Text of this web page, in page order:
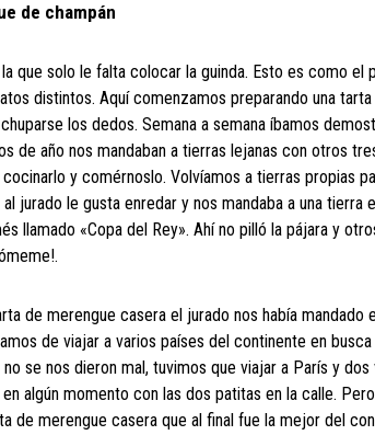
de champán
que solo le falta colocar la guinda. Esto es como
distintos. Aquí comenzamos preparando una
los dedos. Semana a semana íbamos
de año nos mandaban a tierras lejanas con otros
y comérnoslo. Volvíamos a tierras propias
jurado le gusta enredar y nos mandaba a una
llamado «Copa del Rey». Ahí no pilló la pájara y
de merengue casera el jurado nos había mandado
de viajar a varios países del continente en
se nos dieron mal, tuvimos que viajar a París y dos
algún momento con las dos patitas en la calle.
de merengue casera que al final fue la mejor del